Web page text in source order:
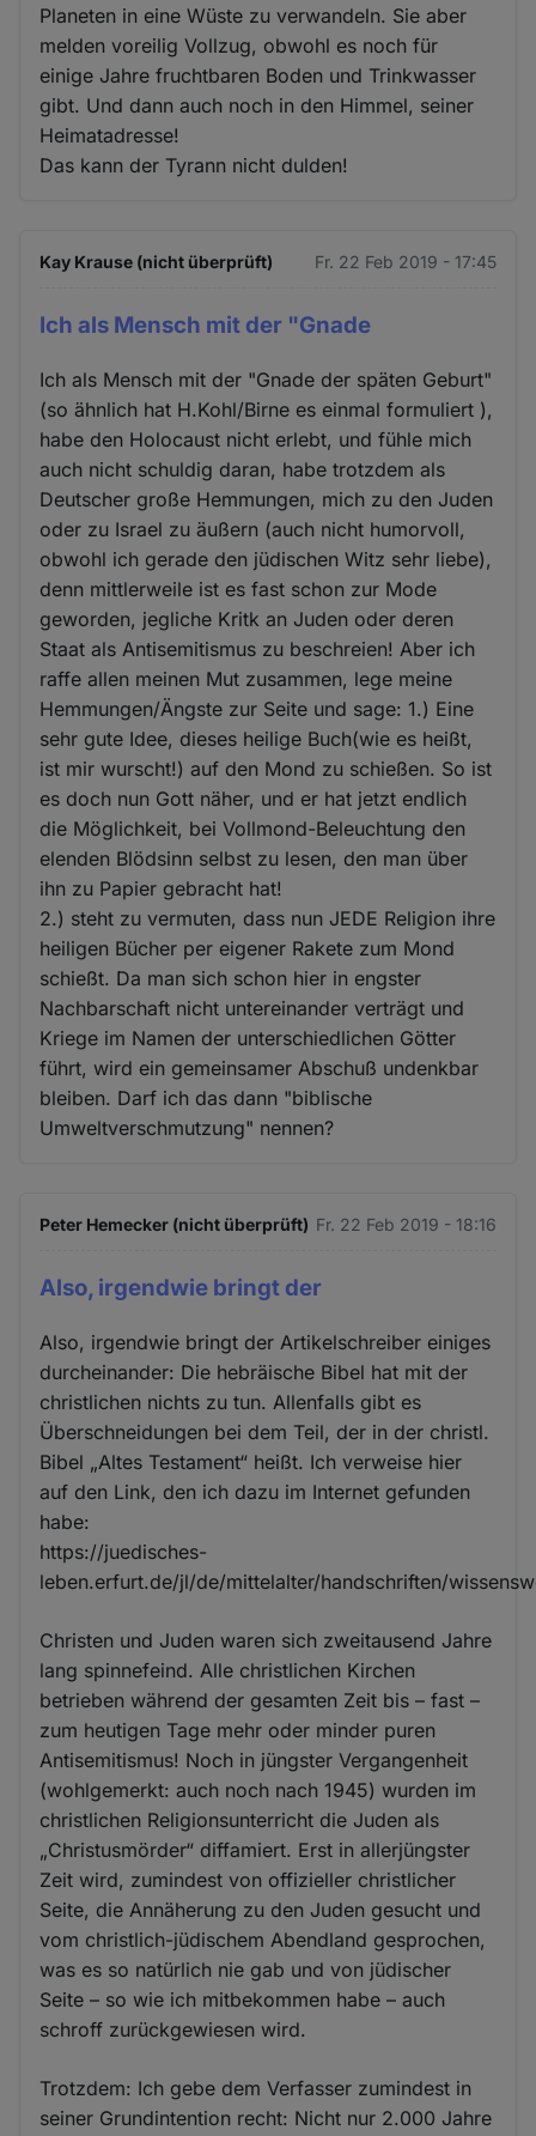
Planeten in eine Wüste zu verwandeln. Sie aber
melden voreilig Vollzug, obwohl es noch für
einige Jahre fruchtbaren Boden und Trinkwasser
gibt. Und dann auch noch in den Himmel, seiner
Heimatadresse!
Das kann der Tyrann nicht dulden!
Kay Krause (nicht überprüft) Fr. 22 Feb 2019 - 17:45
Ich als Mensch mit der "Gnade
Ich als Mensch mit der "Gnade der späten Geburt"
(so ähnlich hat H.Kohl/Birne es einmal formuliert ),
habe den Holocaust nicht erlebt, und fühle mich
auch nicht schuldig daran, habe trotzdem als
Deutscher große Hemmungen, mich zu den Juden
oder zu Israel zu äußern (auch nicht humorvoll,
obwohl ich gerade den jüdischen Witz sehr liebe),
denn mittlerweile ist es fast schon zur Mode
geworden, jegliche Kritk an Juden oder deren
Staat als Antisemitismus zu beschreien! Aber ich
raffe allen meinen Mut zusammen, lege meine
Hemmungen/Ängste zur Seite und sage: 1.) Eine
sehr gute Idee, dieses heilige Buch(wie es heißt,
ist mir wurscht!) auf den Mond zu schießen. So ist
es doch nun Gott näher, und er hat jetzt endlich
die Möglichkeit, bei Vollmond-Beleuchtung den
elenden Blödsinn selbst zu lesen, den man über
ihn zu Papier gebracht hat!
2.) steht zu vermuten, dass nun JEDE Religion ihre
heiligen Bücher per eigener Rakete zum Mond
schießt. Da man sich schon hier in engster
Nachbarschaft nicht untereinander verträgt und
Kriege im Namen der unterschiedlichen Götter
führt, wird ein gemeinsamer Abschuß undenkbar
bleiben. Darf ich das dann "biblische
Umweltverschmutzung" nennen?
Peter Hemecker (nicht überprüft) Fr. 22 Feb 2019 - 18:16
Also, irgendwie bringt der
Also, irgendwie bringt der Artikelschreiber einiges
durcheinander: Die hebräische Bibel hat mit der
christlichen nichts zu tun. Allenfalls gibt es
Überschneidungen bei dem Teil, der in der christl.
Bibel „Altes Testament“ heißt. Ich verweise hier
auf den Link, den ich dazu im Internet gefunden
habe:
https://juedisches-
leben.erfurt.de/jl/de/mittelalter/handschriften/
Christen und Juden waren sich zweitausend Jahre
lang spinnefeind. Alle christlichen Kirchen
betrieben während der gesamten Zeit bis – fast –
zum heutigen Tage mehr oder minder puren
Antisemitismus! Noch in jüngster Vergangenheit
(wohlgemerkt: auch noch nach 1945) wurden im
christlichen Religionsunterricht die Juden als
„Christusmörder“ diffamiert. Erst in allerjüngster
Zeit wird, zumindest von offizieller christlicher
Seite, die Annäherung zu den Juden gesucht und
vom christlich-jüdischem Abendland gesprochen,
was es so natürlich nie gab und von jüdischer
Seite – so wie ich mitbekommen habe – auch
schroff zurückgewiesen wird.
Trotzdem: Ich gebe dem Verfasser zumindest in
seiner Grundintention recht: Nicht nur 2.000 Jahre